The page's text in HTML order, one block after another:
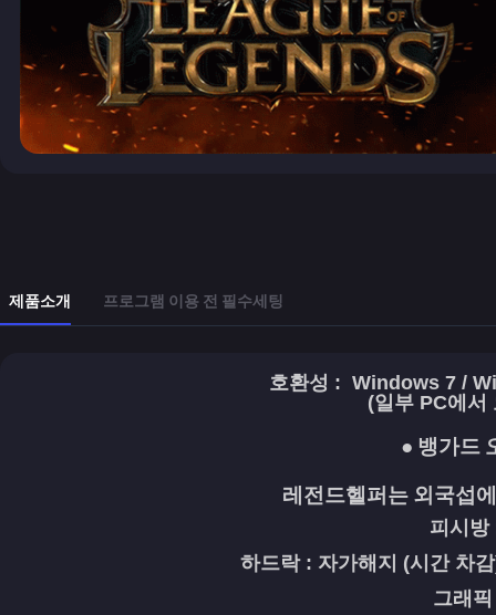
제품소개 프로그램 이용 전 필수세팅
호환성 : Windows 7 /
(일부 PC에서
● 뱅가드
레전드헬퍼는 외국섭
피시방
하드락 : 자가해지 (시간 차
그래